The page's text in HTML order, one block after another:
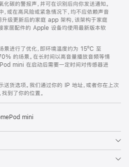
碳的警报声，并可在识别后向你发送通知。
或在高风险或紧急情况下，均不应依赖声音
升级更新后的家庭 app 架构，该架构于家庭
家居配件的 Apple 设备均使用最新版本软
景进行了优化，即环境温度约为 15ºC 至
的场景。在长时间以高音量播放音频等情
mini 在启动后需要一定时间对传感器进
送货选项。我们通过你的 IP 地址，或者你在上次
到了你的位置。
mini